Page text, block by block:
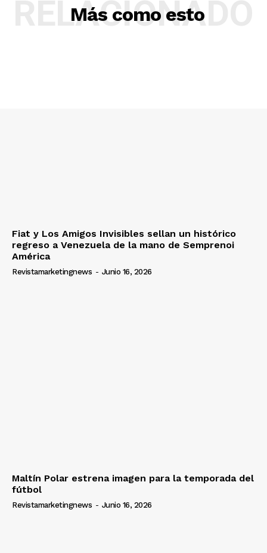
Más como esto
RELACIONADO
Fiat y Los Amigos Invisibles sellan un histórico
regreso a Venezuela de la mano de Semprenoi
América
Revistamarketingnews - Junio 16, 2026
Maltín Polar estrena imagen para la temporada del
fútbol
Revistamarketingnews - Junio 16, 2026